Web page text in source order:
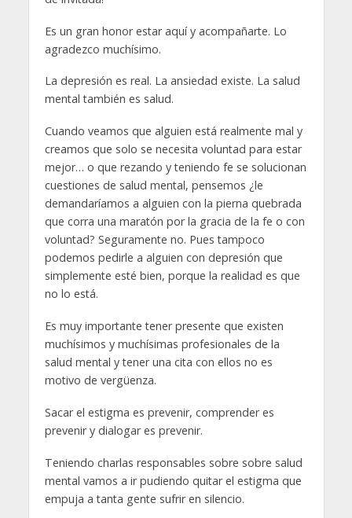
Es un gran honor estar aquí y acompañarte. Lo
agradezco muchísimo.
La depresión es real. La ansiedad existe. La salud
mental también es salud.
Cuando veamos que alguien está realmente mal y
creamos que solo se necesita voluntad para estar
mejor… o que rezando y teniendo fe se solucionan
cuestiones de salud mental, pensemos ¿le
demandaríamos a alguien con la pierna quebrada
que corra una maratón por la gracia de la fe o con
voluntad? Seguramente no. Pues tampoco
podemos pedirle a alguien con depresión que
simplemente esté bien, porque la realidad es que
no lo está.
Es muy importante tener presente que existen
muchísimos y muchísimas profesionales de la
salud mental y tener una cita con ellos no es
motivo de vergüenza.
Sacar el estigma es prevenir, comprender es
prevenir y dialogar es prevenir.
Teniendo charlas responsables sobre sobre salud
mental vamos a ir pudiendo quitar el estigma que
empuja a tanta gente sufrir en silencio.